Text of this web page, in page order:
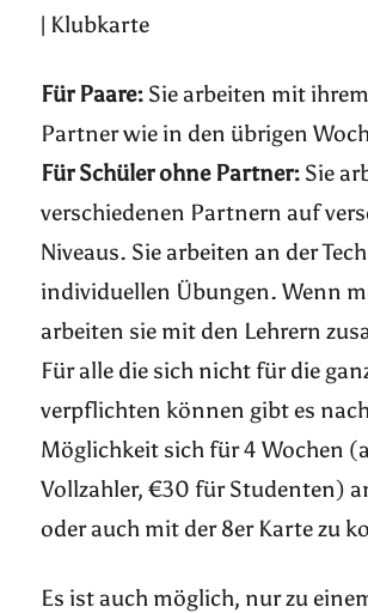
| Klubkarte
Für Paare: Sie arbeiten mit
Partner wie in den übrigen
Für Schüler ohne Partner: Sie
verschiedenen Partnern auf
Niveaus. Sie arbeiten an der
individuellen Übungen. Wenn
arbeiten sie mit den Lehrern
Für alle die sich nicht für die
verpflichten können gibt es
Möglichkeit sich für 4 Wochen
Vollzahler, €30 für Studenten)
oder auch mit der 8er Karte zu
Es ist auch möglich, nur zu